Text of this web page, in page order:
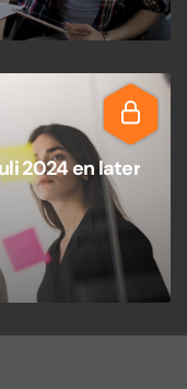
2024 en later